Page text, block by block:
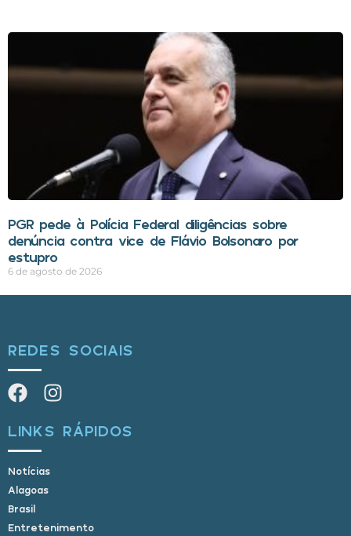
PGR pede à Polícia Federal diligências sobre
denúncia contra vice de Flávio Bolsonaro por
estupro
6 de agosto de 2026
REDES SOCIAIS
LINKS RÁPIDOS
Notícias
Alagoas
Brasil
Entretenimento